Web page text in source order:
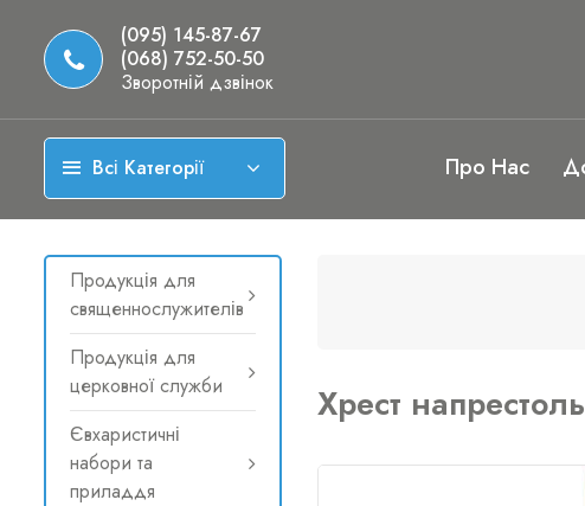
(095) 145-87-67
(068) 752-50-50
Зворотній дзвінок
Всі Категорії Про Нас
Продукція для
священнослужителів
Продукція для
церковної служби
Євхаристичні
набори та
приладдя
Хрест